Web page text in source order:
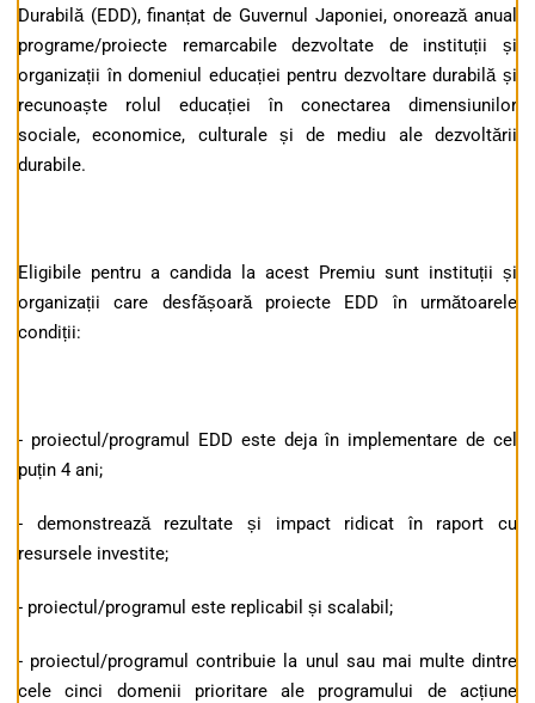
Durabilă (EDD), finanțat de Guvernul Japoniei, onorează anual
programe/proiecte remarcabile dezvoltate de instituții și
organizații în domeniul educației pentru dezvoltare durabilă și
recunoaște rolul educației în conectarea dimensiunilor
sociale, economice, culturale și de mediu ale dezvoltării
durabile.
Eligibile pentru a candida la acest Premiu sunt instituții și
organizații care desfășoară proiecte EDD în următoarele
condiții:
- proiectul/programul EDD este deja în implementare de cel
puțin 4 ani;
- demonstrează rezultate și impact ridicat în raport cu
resursele investite;
- proiectul/programul este replicabil și scalabil;
- proiectul/programul contribuie la unul sau mai multe dintre
cele cinci domenii prioritare ale programului de acțiune